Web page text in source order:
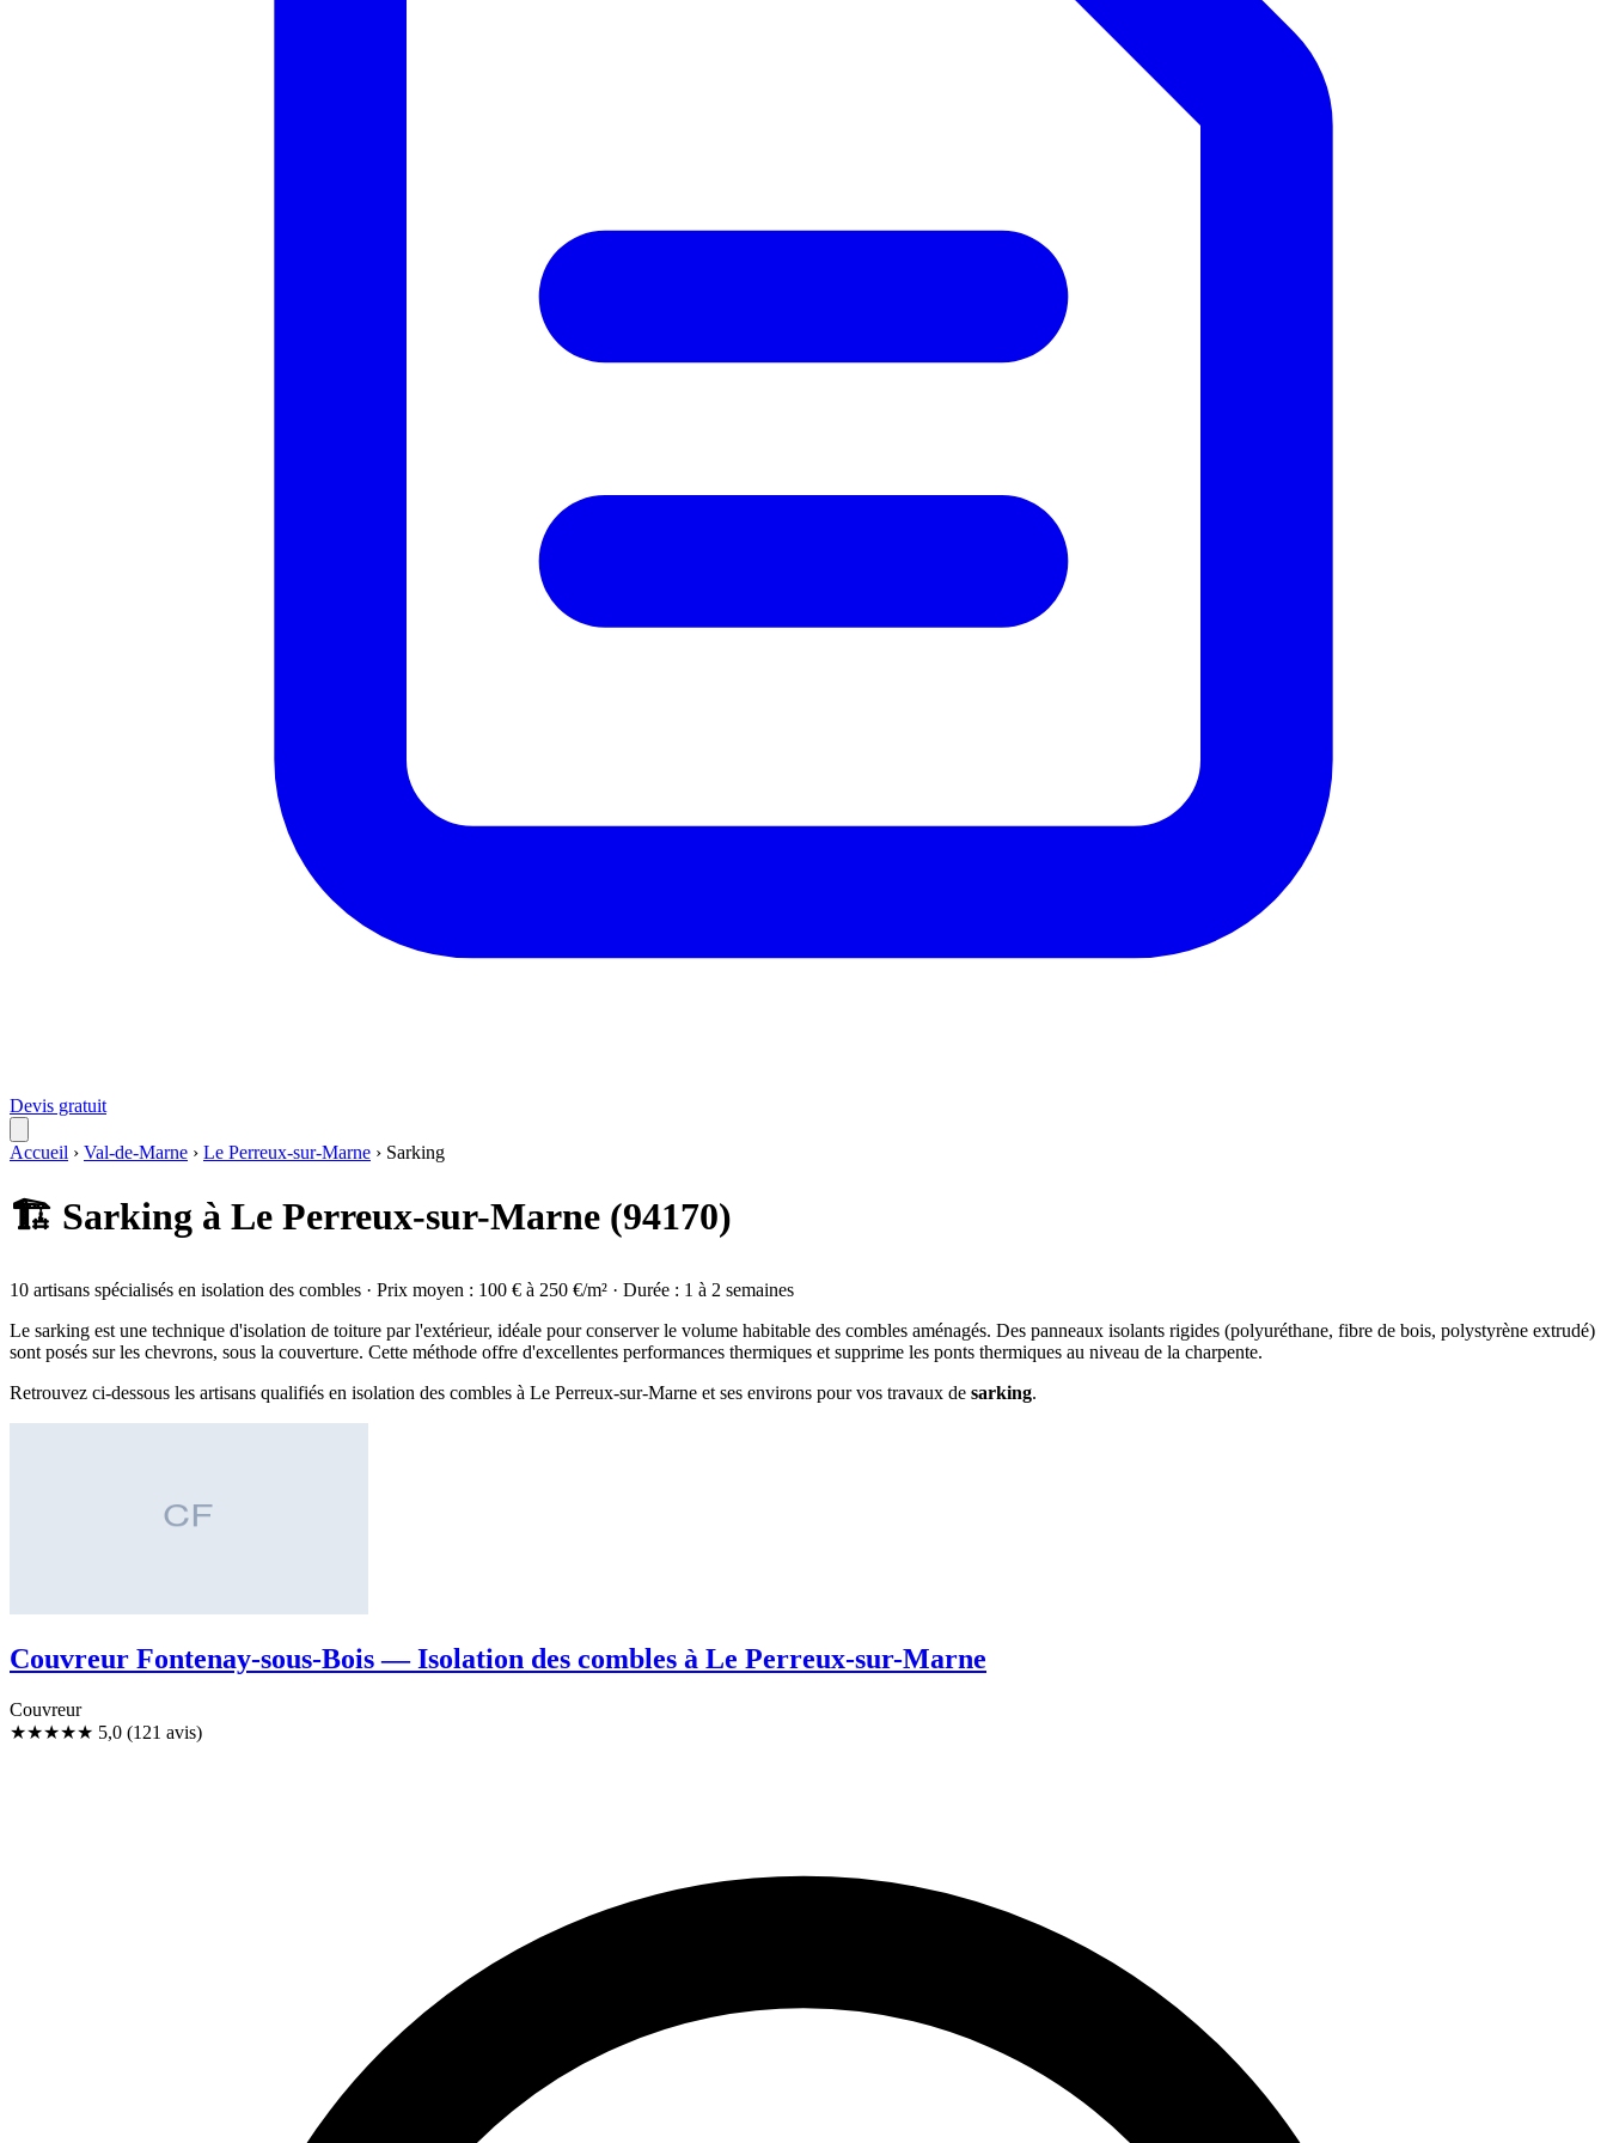
Devis gratuit
Accueil › Val-de-Marne › Le Perreux-sur-Marne › Sarking
🏗️ Sarking à Le Perreux-sur-Marne (94170)
10 artisans spécialisés en isolation des combles · Prix moyen : 100 € à 250 €/m² · Durée : 1 à 2 semaines
Le sarking est une technique d'isolation de toiture par l'extérieur, idéale pour conserver le volume habitable des combles aménagés. Des panneaux isolants rigides (polyuréthane, fibre de bois, polystyrène extrudé)
sont posés sur les chevrons, sous la couverture. Cette méthode offre d'excellentes performances thermiques et supprime les ponts thermiques au niveau de la charpente.
Retrouvez ci-dessous les artisans qualifiés en isolation des combles à Le Perreux-sur-Marne et ses environs pour vos travaux de sarking.
Couvreur Fontenay-sous-Bois — Isolation des combles à Le Perreux-sur-Marne
Couvreur
★★★★★ 5,0 (121 avis)